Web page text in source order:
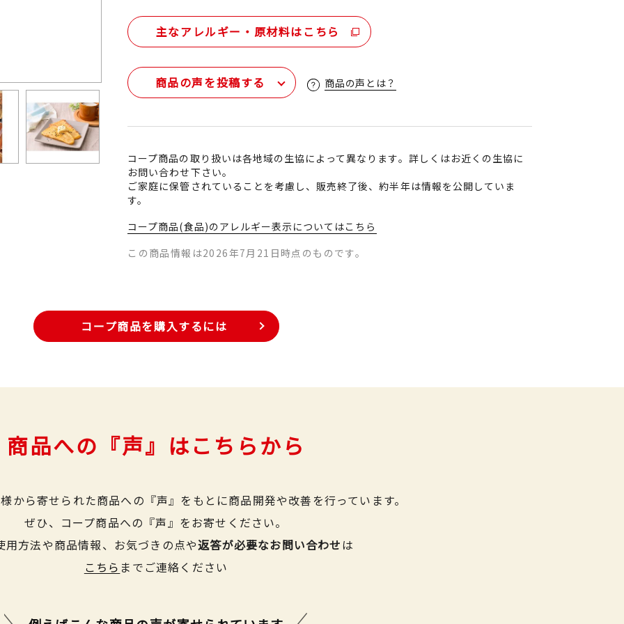
主なアレルギー・原材料はこちら
商品の声を投稿する 商品の声とは？
コープ商品の取り扱いは各地域の生協によって異なります。詳しくはお近くの生協に
お問い合わせ下さい。
ご家庭に保管されていることを考慮し、販売終了後、約半年は情報を公開していま
す。
コープ商品(食品)のアレルギー表示についてはこちら
この商品情報は2026年7月21日時点のものです。
コープ商品を購入するには
商品への『声』はこちらから
から寄せられた商品への『声』をもとに商品開発や改善を行っています。
ぜひ、コープ商品への『声』をお寄せください。
用方法や商品情報、お気づきの点や返答が必要なお問い合わせは
こちら までご連絡ください